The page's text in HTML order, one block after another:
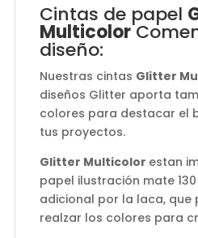
Cintas de papel
Multicolor
diseño:
Nuestras cintas Glitter
diseños Glitter aporta
colores para destacar el
tus proyectos.
Glitter Multicolor estan
papel ilustración mate
adicional por la laca, que
realzar los colores para